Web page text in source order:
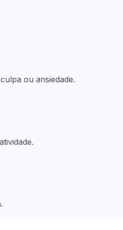
ou ansiedade.